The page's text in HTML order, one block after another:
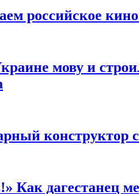
российское
мову и
конструктор
Как дагестанец